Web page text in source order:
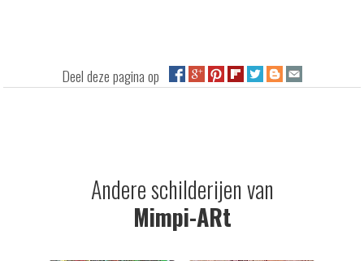
Deel deze pagina op
Andere schilderijen van
Mimpi-ARt